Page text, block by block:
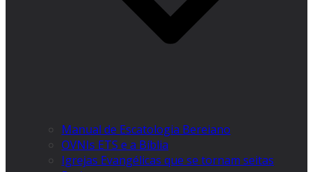
Manual de Escatologia Bereiano
OVNIs ETS e a Bíblia
Igrejas Evangélicas que se tornam seitas